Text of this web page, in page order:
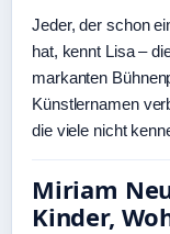
Jeder, der schon
hat, kennt Lisa –
markanten
Künstlernamen
die viele nicht
Miriam
Kinder,